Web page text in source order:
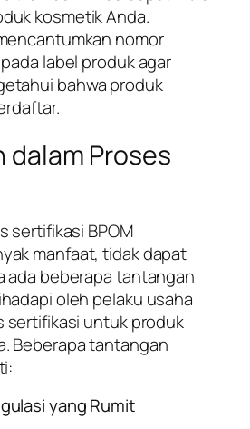
kosmetik Anda.
nomor
label produk agar
bahwa produk
dalam Proses
sertifikasi BPOM
manfaat, tidak dapat
ada beberapa tantangan
oleh pelaku usaha
sertifikasi untuk produk
Beberapa tantangan
yang Rumit